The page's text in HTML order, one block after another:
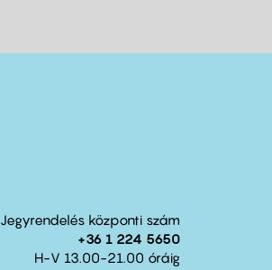
Jegyrendelés központi szám
+36 1 224 5650
H-V 13.00-21.00 óráig